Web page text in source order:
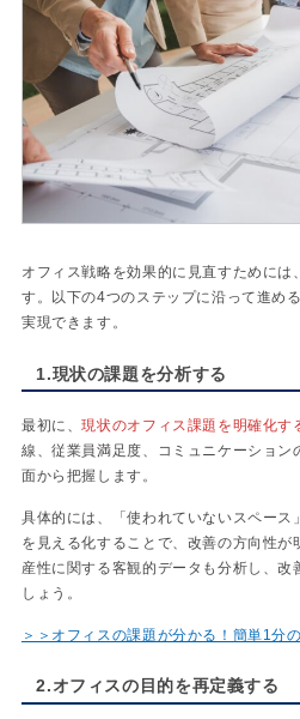
オフィス戦略を効果的に見直すために
す。以下の4つのステップに沿って進め
実現できます。
1.現状の課題を分析する
最初に、現状のオフィス課題を明確化す
線、従業員満足度、コミュニケーション
面から把握します。
具体的には、「使われていないスペース
を見える化することで、改善の方向性が
産性に関する客観的データも分析し、改
しょう。
＞＞オフィスの課題が分かる！簡単1分
2.オフィスの目的を再定義する